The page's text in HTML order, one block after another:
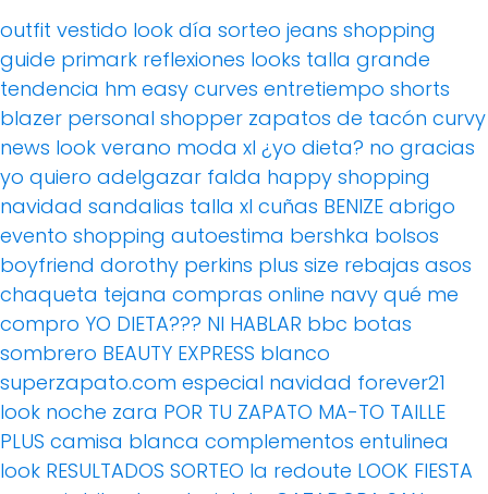
outfit vestido look día sorteo jeans shopping
guide primark reflexiones looks talla grande
tendencia hm easy curves entretiempo shorts
blazer personal shopper zapatos de tacón curvy
news look verano moda xl ¿yo dieta? no gracias
yo quiero adelgazar falda happy shopping
navidad sandalias talla xl cuñas BENIZE abrigo
evento shopping autoestima bershka bolsos
boyfriend dorothy perkins plus size rebajas asos
chaqueta tejana compras online navy qué me
compro YO DIETA??? NI HABLAR bbc botas
sombrero BEAUTY EXPRESS blanco
superzapato.com especial navidad forever21
look noche zara POR TU ZAPATO MA-TO TAILLE
PLUS camisa blanca complementos entulinea
look RESULTADOS SORTEO la redoute LOOK FIESTA